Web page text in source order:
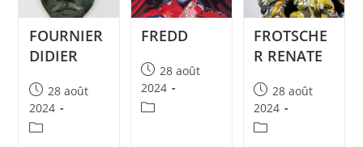
FOURNIER
DIDIER
28 août
2024
FREDD
28 août
2024
FROTSCHE
R RENATE
28 août
2024